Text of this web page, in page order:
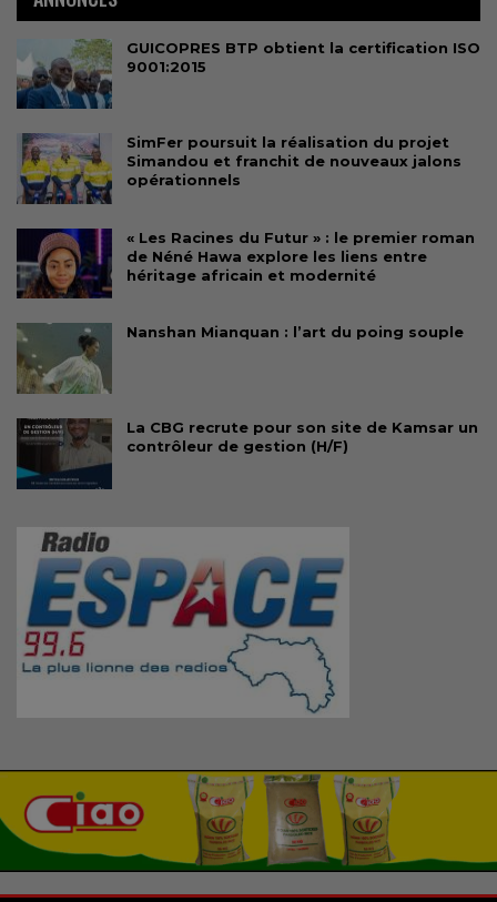
GUICOPRES BTP obtient la certification ISO
9001:2015
SimFer poursuit la réalisation du projet
Simandou et franchit de nouveaux jalons
opérationnels
« Les Racines du Futur » : le premier roman
de Néné Hawa explore les liens entre
héritage africain et modernité
Nanshan Mianquan : l’art du poing souple
La CBG recrute pour son site de Kamsar un
contrôleur de gestion (H/F)